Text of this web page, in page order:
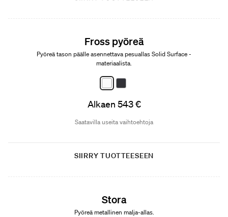
Fross pyöreä
Pyöreä tason päälle asennettava pesuallas Solid Surface -
materiaalista.
Alkaen 543 €
Saatavilla useita vaihtoehtoja
SIIRRY TUOTTEESEEN
Stora
Pyöreä metallinen malja-allas.